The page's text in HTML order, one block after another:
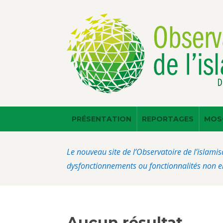
PRÉSENTATION REPORTAGES
Le nouveau site de l’Observatoire de
dysfonctionnements ou fonctionnalités non